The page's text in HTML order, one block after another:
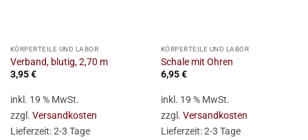
KÖRPERTEILE UND LABOR
Verband, blutig, 2,70 m
3,95€
inkl. 19 % MwSt.
zzgl. Versandkosten
Lieferzeit:2-3 Tage
KÖRPERTEILE UND LABOR
Schale mit Ohren
6,95€
inkl. 19 % MwSt.
zzgl. Versandkosten
Lieferzeit:2-3 Tage